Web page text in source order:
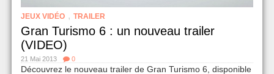
JEUX VIDÉO , TRAILER
Gran Turismo 6 : un nouveau trailer
(VIDEO)
21 Mai 2013 0
Découvrez le nouveau trailer de Gran Turismo 6, disponible